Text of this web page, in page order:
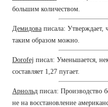
большим количеством.
Демидова писала: Утверждает,
таким образом можно.
Dorofej писал: Уменьшается,
составляет 1,27 пугает.
Арнольд писал: Производство
не на восстановление